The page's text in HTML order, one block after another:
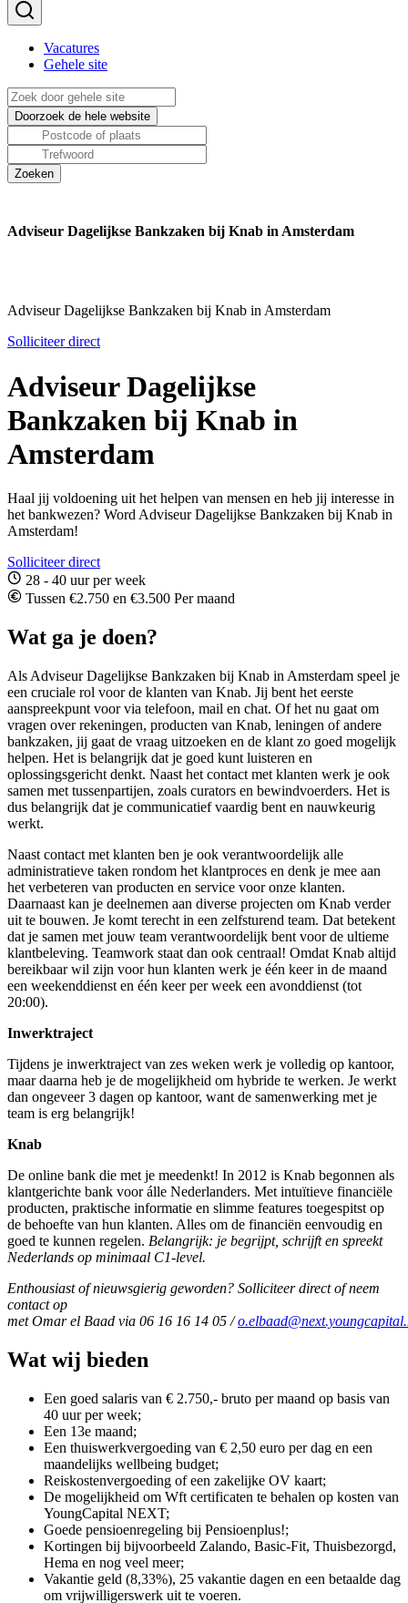
Vacatures
Gehele site
Adviseur Dagelijkse Bankzaken bij Knab in Amsterdam
Adviseur Dagelijkse Bankzaken bij Knab in Amsterdam
Solliciteer direct
Adviseur Dagelijkse
Bankzaken bij Knab in
Amsterdam
Haal jij voldoening uit het helpen van mensen en heb jij interesse in
het bankwezen? Word Adviseur Dagelijkse Bankzaken bij Knab in
Amsterdam!
Solliciteer direct
28 - 40 uur per week
Tussen €2.750 en €3.500 Per maand
Wat ga je doen?
Als Adviseur Dagelijkse Bankzaken bij Knab in Amsterdam speel je
een cruciale rol voor de klanten van Knab. Jij bent het eerste
aanspreekpunt voor via telefoon, mail en chat. Of het nu gaat om
vragen over rekeningen, producten van Knab, leningen of andere
bankzaken, jij gaat de vraag uitzoeken en de klant zo goed mogelijk
helpen. Het is belangrijk dat je goed kunt luisteren en
oplossingsgericht denkt. Naast het contact met klanten werk je ook
samen met tussenpartijen, zoals curators en bewindvoerders. Het is
dus belangrijk dat je communicatief vaardig bent en nauwkeurig
werkt.
Naast contact met klanten ben je ook verantwoordelijk alle
administratieve taken rondom het klantproces en denk je mee aan
het verbeteren van producten en service voor onze klanten.
Daarnaast kan je deelnemen aan diverse projecten om Knab verder
uit te bouwen. Je komt terecht in een zelfsturend team. Dat betekent
dat je samen met jouw team verantwoordelijk bent voor de ultieme
klantbeleving. Teamwork staat dan ook centraal! Omdat Knab altijd
bereikbaar wil zijn voor hun klanten werk je één keer in de maand
een weekenddienst en één keer per week een avonddienst (tot
20:00).
Inwerktraject
Tijdens je inwerktraject van zes weken werk je volledig op kantoor,
maar daarna heb je de mogelijkheid om hybride te werken. Je werkt
dan ongeveer 3 dagen op kantoor, want de samenwerking met je
team is erg belangrijk!
Knab
De online bank die met je meedenkt! In 2012 is Knab begonnen als
klantgerichte bank voor álle Nederlanders. Met intuïtieve financiële
producten, praktische informatie en slimme features toegespitst op
de behoefte van hun klanten. Alles om de financiën eenvoudig en
goed te kunnen regelen. Belangrijk: je begrijpt, schrijft en spreekt
Nederlands op minimaal C1-level.
Enthousiast of nieuwsgierig geworden? Solliciteer direct of neem
contact op
met Omar el Baad via 06 16 16 14 05 /
Wat wij bieden
Een goed salaris van € 2.750,- bruto per maand op basis van
40 uur per week;
Een 13e maand;
Een thuiswerkvergoeding van € 2,50 euro per dag en een
maandelijks wellbeing budget;
Reiskostenvergoeding of een zakelijke OV kaart;
De mogelijkheid om Wft certificaten te behalen op kosten van
YoungCapital NEXT;
Goede pensioenregeling bij Pensioenplus!;
Kortingen bij bijvoorbeeld Zalando, Basic-Fit, Thuisbezorgd,
Hema en nog veel meer;
Vakantie geld (8,33%), 25 vakantie dagen en een betaalde dag
om vrijwilligerswerk uit te voeren.